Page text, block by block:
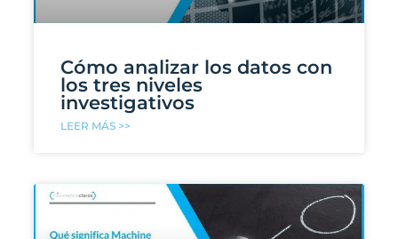
Cómo analizar los datos con
los tres niveles
investigativos
LEER MÁS >>